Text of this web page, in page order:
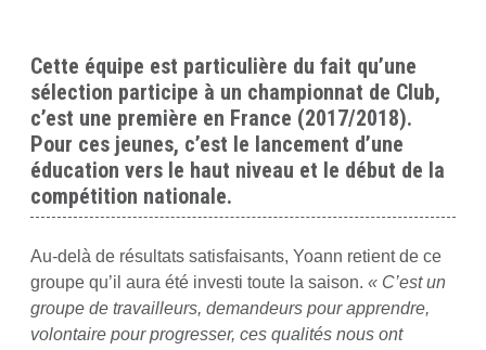
Cette équipe est particulière du fait qu’une
sélection participe à un championnat de Club,
c’est une première en France (2017/2018).
Pour ces jeunes, c’est le lancement d’une
éducation vers le haut niveau et le début de la
compétition nationale.
Au-delà de résultats satisfaisants, Yoann retient de ce
groupe qu’il aura été investi toute la saison. « C’est un
groupe de travailleurs, demandeurs pour apprendre,
volontaire pour progresser, ces qualités nous ont